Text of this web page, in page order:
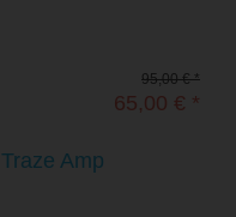
95,00 € *
65,00 € *